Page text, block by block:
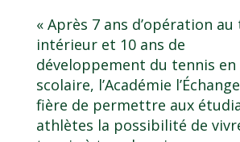
« Après 7 ans d’opération au
intérieur et 10 ans de
développement du tennis en
scolaire, l’Académie
fière de permettre aux
athlètes la possibilité de